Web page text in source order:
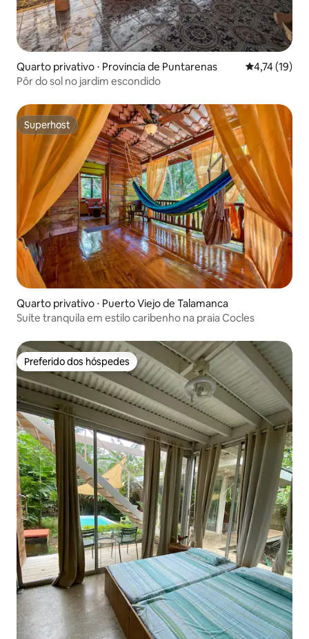
Quarto privativo ⋅ Provincia de Puntarenas 4,74 de uma
4,74 (19)
Pôr do sol no jardim escondido
Superhost
Superhost
Quarto privativo ⋅ Puerto Viejo de Talamanca
Suíte tranquila em estilo caribenho na praia Cocles
Preferido dos hóspedes
Preferido dos hóspedes